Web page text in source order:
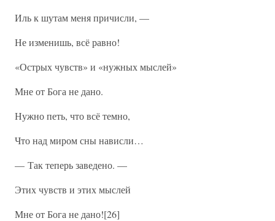
Иль к шутам меня причисли, —
Не изменишь, всё равно!
«Острых чувств» и «нужных мыслей»
Мне от Бога не дано.
Нужно петь, что всё темно,
Что над миром сны нависли…
— Так теперь заведено. —
Этих чувств и этих мыслей
Мне от Бога не дано![26]